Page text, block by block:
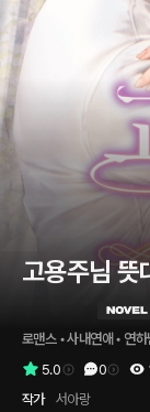
고용주님 뜻
로맨스 • 사내연애 • 연하
5.0
0
작가
서아랑